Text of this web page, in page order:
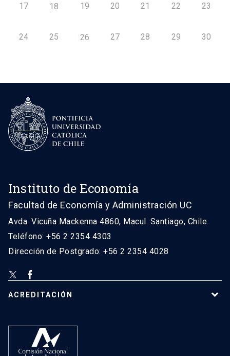
17 18 19 20 21 22 23
24 25 26 27 28 29 30
Instituto de Economía
Facultad de Economía y Administración UC
Avda. Vicuña Mackenna 4860, Macul. Santiago, Chile
Teléfono: +56 2 2354 4303
Dirección de Postgrado: +56 2 2354 4028
ACREDITACIÓN